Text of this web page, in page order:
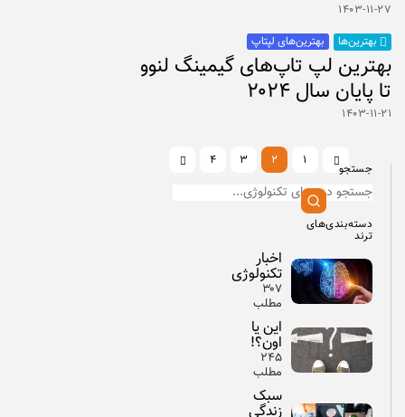
۱۴۰۳-۱۱-۲۷
بهترین‌ها
بهترین‌های لپتاپ
بهترین لپ تاپ‌های گیمینگ لنوو
تا پایان سال ۲۰۲۴
۱۴۰۳-۱۱-۲۱
۱ ۲ ۳ ۴
جستجو
دسته‌بندی‌های
ترند
اخبار
تکنولوژی
۳۰۷
مطلب
این یا
اون؟!
۲۴۵
مطلب
سبک
زندگی